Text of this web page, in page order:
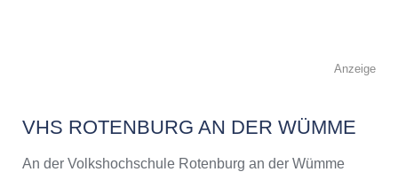
Anzeige
VHS ROTENBURG AN DER WÜMME
An der Volkshochschule Rotenburg an der Wümme